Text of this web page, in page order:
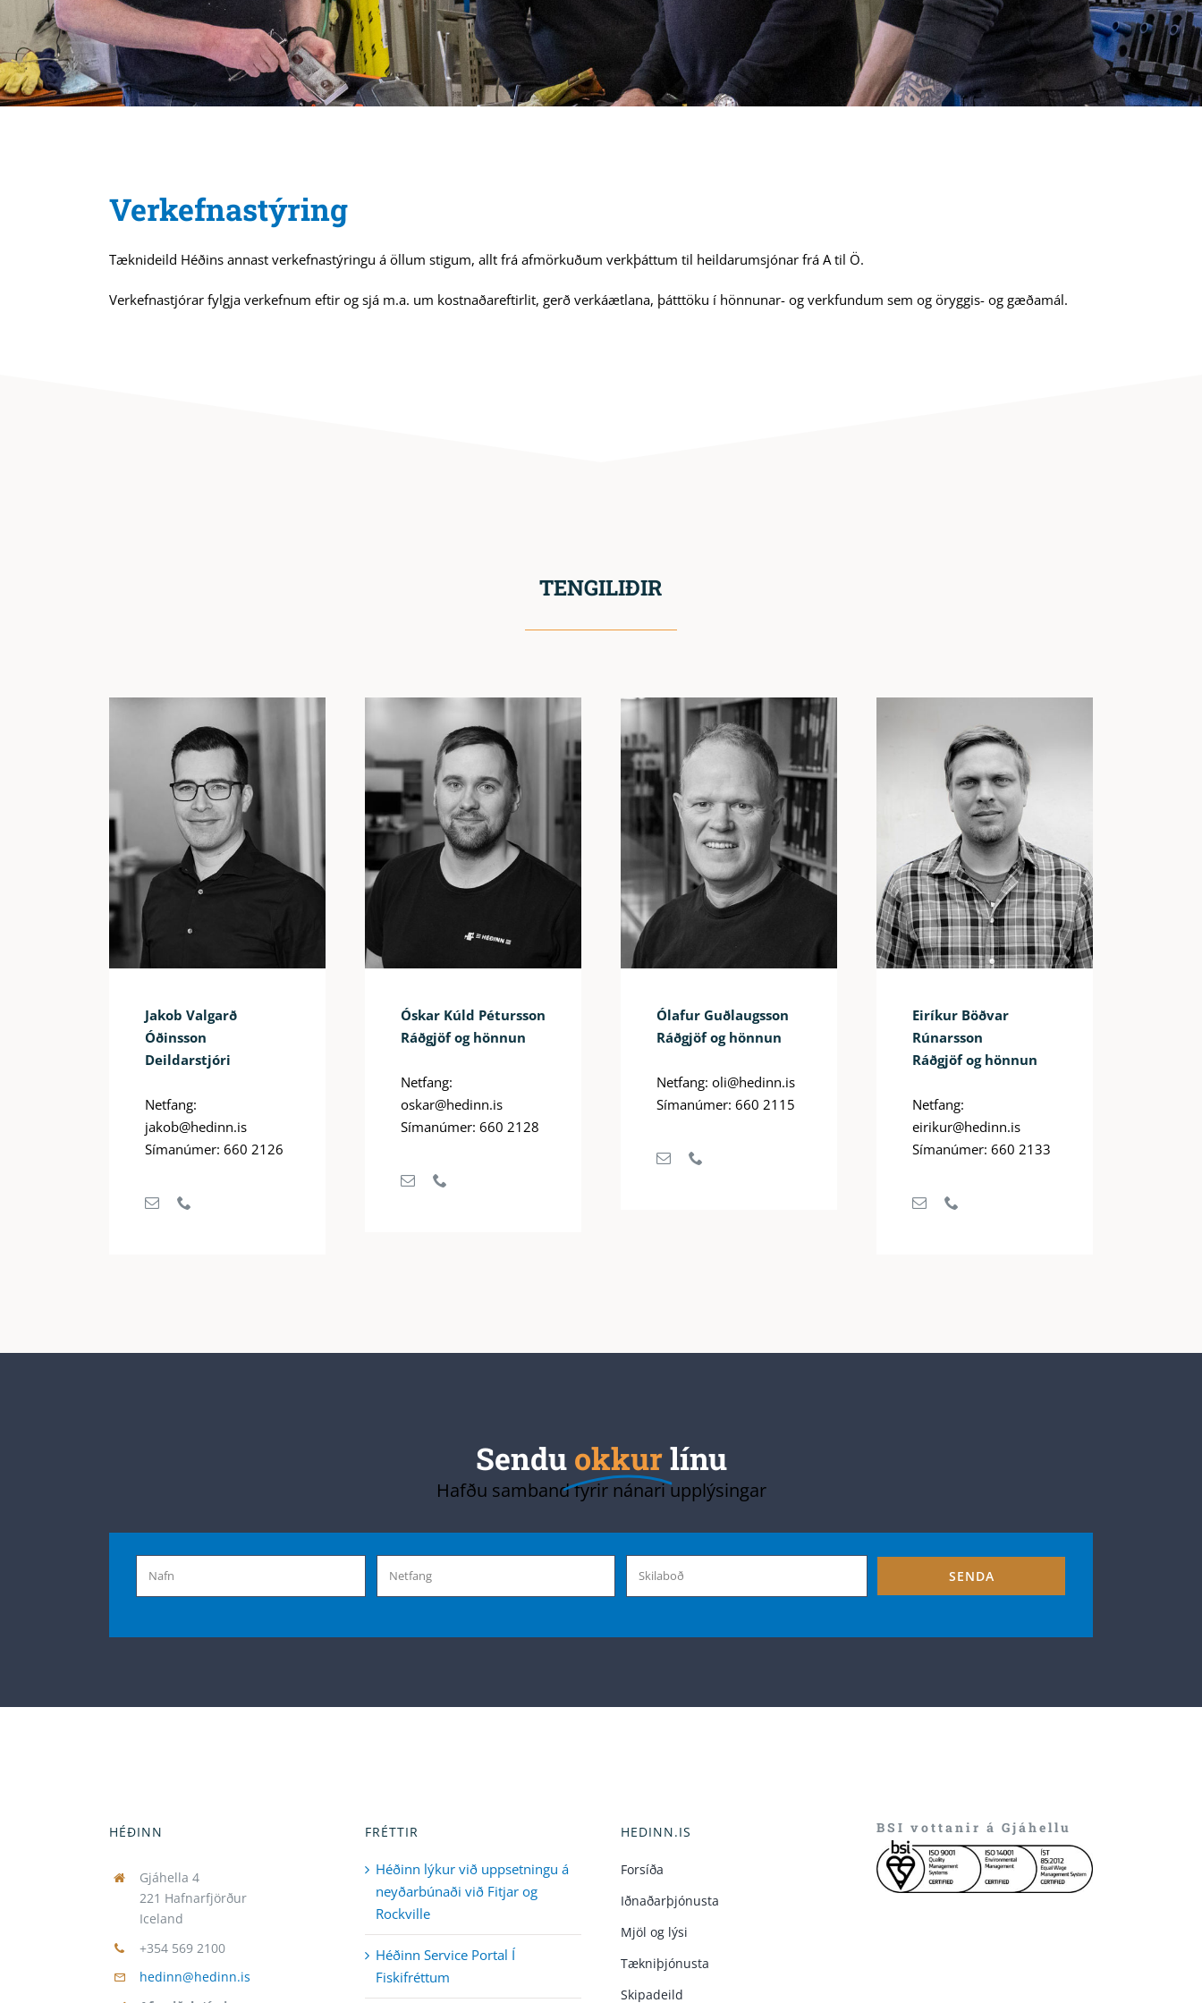
Verkefnastýring
Tæknideild Héðins annast verkefnastýringu á öllum stigum, allt frá afmörkuðum verkþáttum til heildarumsjónar frá A til Ö.
Verkefnastjórar fylgja verkefnum eftir og sjá m.a. um kostnaðareftirlit, gerð verkáætlana, þátttöku í hönnunar- og verkfundum sem og öryggis- og gæðamál.
TENGILIÐIR
Jakob Valgarð
Óðinsson
Deildarstjóri
Netfang:
jakob@hedinn.is
Símanúmer: 660 2126
Óskar Kúld Pétursson
Ráðgjöf og hönnun
Netfang:
oskar@hedinn.is
Símanúmer: 660 2128
Ólafur Guðlaugsson
Ráðgjöf og hönnun
Netfang: oli@hedinn.is
Símanúmer: 660 2115
Eiríkur Böðvar
Rúnarsson
Ráðgjöf og hönnun
Netfang:
eirikur@hedinn.is
Símanúmer: 660 2133
Sendu okkurlínu
Hafðu samband fyrir nánari upplýsingar
SENDA
HÉÐINN
Gjáhella 4
221 Hafnarfjörður
Iceland
+354 569 2100
hedinn@hedinn.is
FRÉTTIR
Héðinn lýkur við uppsetningu á
neyðarbúnaði við Fitjar og
Rockville
Héðinn Service Portal Í
Fiskifréttum
HEDINN.IS
Forsíða
Iðnaðarþjónusta
Mjöl og lýsi
Tækniþjónusta
Skipadeild
BSI vottanir á Gjáhellu